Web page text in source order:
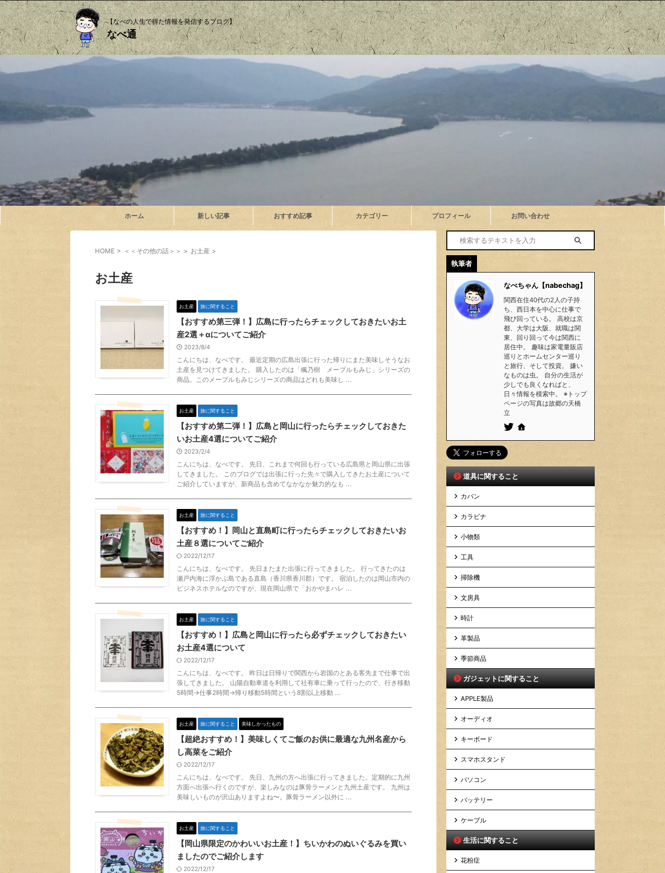
【なべの人生で得た情報を発信するブログ】
なべ通
ホーム 新しい記事 おすすめ記事 カテゴリー プロフィール お問い合わせ
HOME > ＜＜その他の話＞＞ > お土産 >
お土産
お土産 旅に関すること
【おすすめ第三弾！】広島に行ったらチェックしておきたいお土
産2選＋αについてご紹介
2023/8/4
こんにちは、なべです。 最近定期の広島出張に行った帰りにまた美味しそうなお
土産を見つけてきました。 購入したのは「楓乃樹 メープルもみじ」シリーズの
商品。このメープルもみじシリーズの商品はどれも美味し ...
お土産 旅に関すること
【おすすめ第二弾！】広島と岡山に行ったらチェックしておきた
いお土産4選についてご紹介
2023/2/4
こんにちは、なべです。 先日、これまで何回も行っている広島県と岡山県に出張
してきました。 このブログでは出張に行った先々で購入してきたお土産について
ご紹介していますが、新商品も含めてなかなか魅力的なも ...
お土産 旅に関すること
【おすすめ！】岡山と直島町に行ったらチェックしておきたいお
土産８選についてご紹介
2022/12/17
こんにちは、なべです。 先日またまた出張に行ってきました。 行ってきたのは
瀬戸内海に浮かぶ島である直島（香川県香川郡）です。 宿泊したのは岡山市内の
ビジネスホテルなのですが、現在岡山県で「おかやまハレ ...
お土産 旅に関すること
【おすすめ！】広島と岡山に行ったら必ずチェックしておきたい
お土産4選について
2022/12/17
こんにちは、なべです。 昨日は日帰りで関西から岩国のとある客先まで仕事で出
張してきました。 山陽自動車道を利用して社有車に乗って行ったので、行き移動
5時間→仕事2時間→帰り移動5時間という8割以上移動 ...
お土産 旅に関すること 美味しかったもの
【超絶おすすめ！】美味しくてご飯のお供に最適な九州名産から
し高菜をご紹介
2022/12/17
こんにちは、なべです。 先日、九州の方へ出張に行ってきました。定期的に九州
方面へ出張へ行くのですが、楽しみなのは豚骨ラーメンと九州土産です。 九州は
美味しいものが沢山ありますよね〜。豚骨ラーメン以外に ...
お土産 旅に関すること
【岡山県限定のかわいいお土産！】ちいかわのぬいぐるみを買い
ましたのでご紹介します
2022/12/17
執筆者
なべちゃん【nabechag】
関西在住40代の2人の子持
ち、西日本を中心に仕事で
飛び回っている。 高校は京
都、大学は大阪、就職は関
東、回り回って今は関西に
居住中。 趣味は家電量販店
巡りとホームセンター巡り
と旅行、そして投資。 嫌い
なものは虫。 自分の生活が
少しでも良くなればと、
日々情報を模索中。 ※トップ
ページの写真は故郷の天橋
立
道具に関すること
カバン
カラビナ
小物類
工具
掃除機
文房具
時計
革製品
季節商品
ガジェットに関すること
APPLE製品
オーディオ
キーボード
スマホスタンド
パソコン
バッテリー
ケーブル
生活に関すること
花粉症